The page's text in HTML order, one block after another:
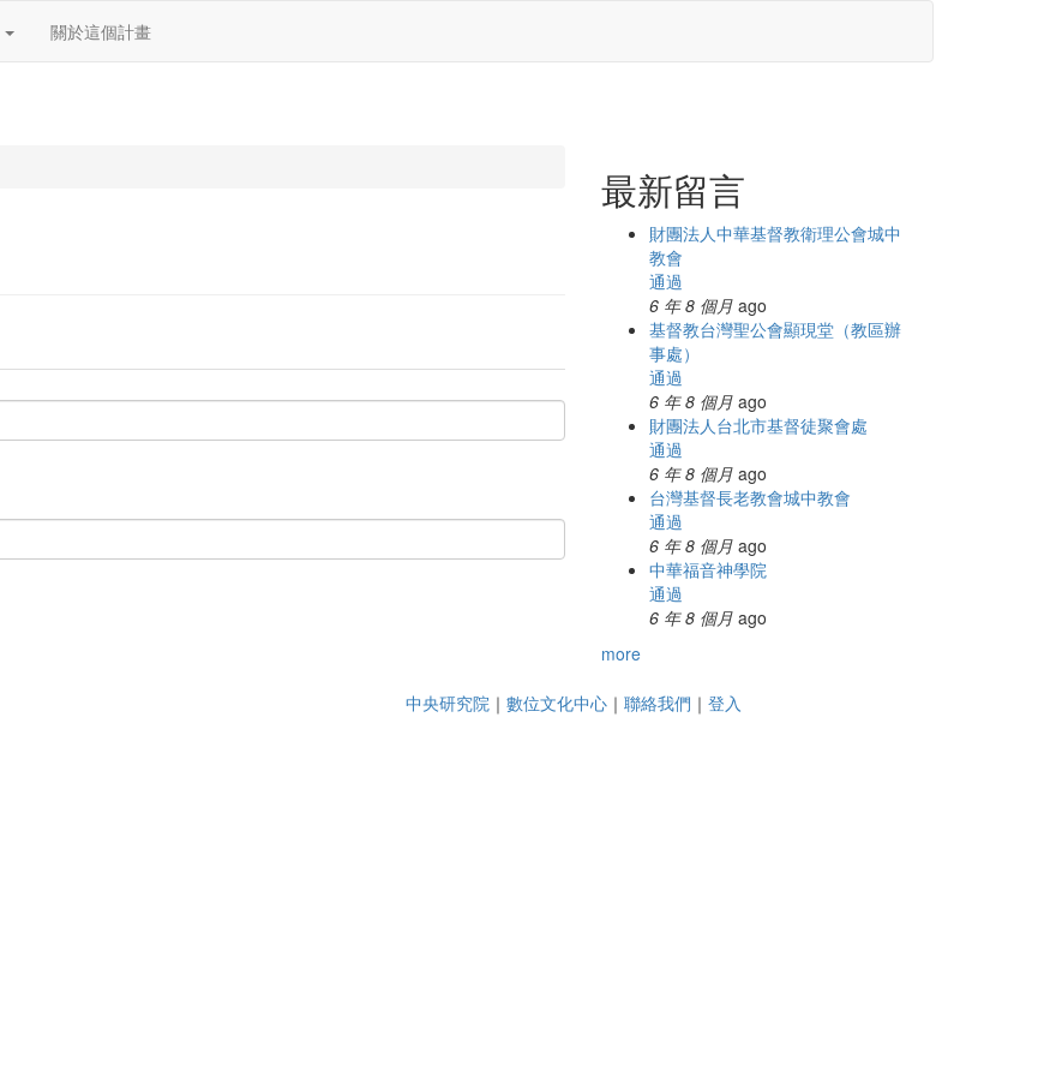
關於這個計畫
最新留言
財團法人中華基督教衛理公會城中
教會
通過
6 年 8 個月ago
基督教台灣聖公會顯現堂（教區辦
事處）
通過
6 年 8 個月ago
財團法人台北市基督徒聚會處
通過
6 年 8 個月ago
台灣基督長老教會城中教會
通過
6 年 8 個月ago
中華福音神學院
通過
6 年 8 個月ago
more
中央研究院 ｜ 數位文化中心 ｜ 聯絡我們 ｜ 登入